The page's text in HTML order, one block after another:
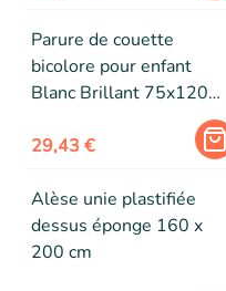
Parure de couette
bicolore pour enfant
Blanc Brillant 75x120
29,43 €
Alèse unie plastifiée
dessus éponge 160 x
200 cm